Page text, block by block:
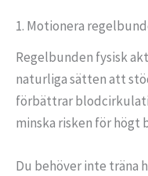
1. Motionera
Regelbunden fysisk
naturliga sätten att
förbättrar
minska risken för
Du behöver inte träna